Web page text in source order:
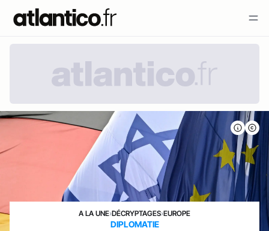
A LA UNE›DÉCRYPTAGES›EUROPE
DIPLOMATIE